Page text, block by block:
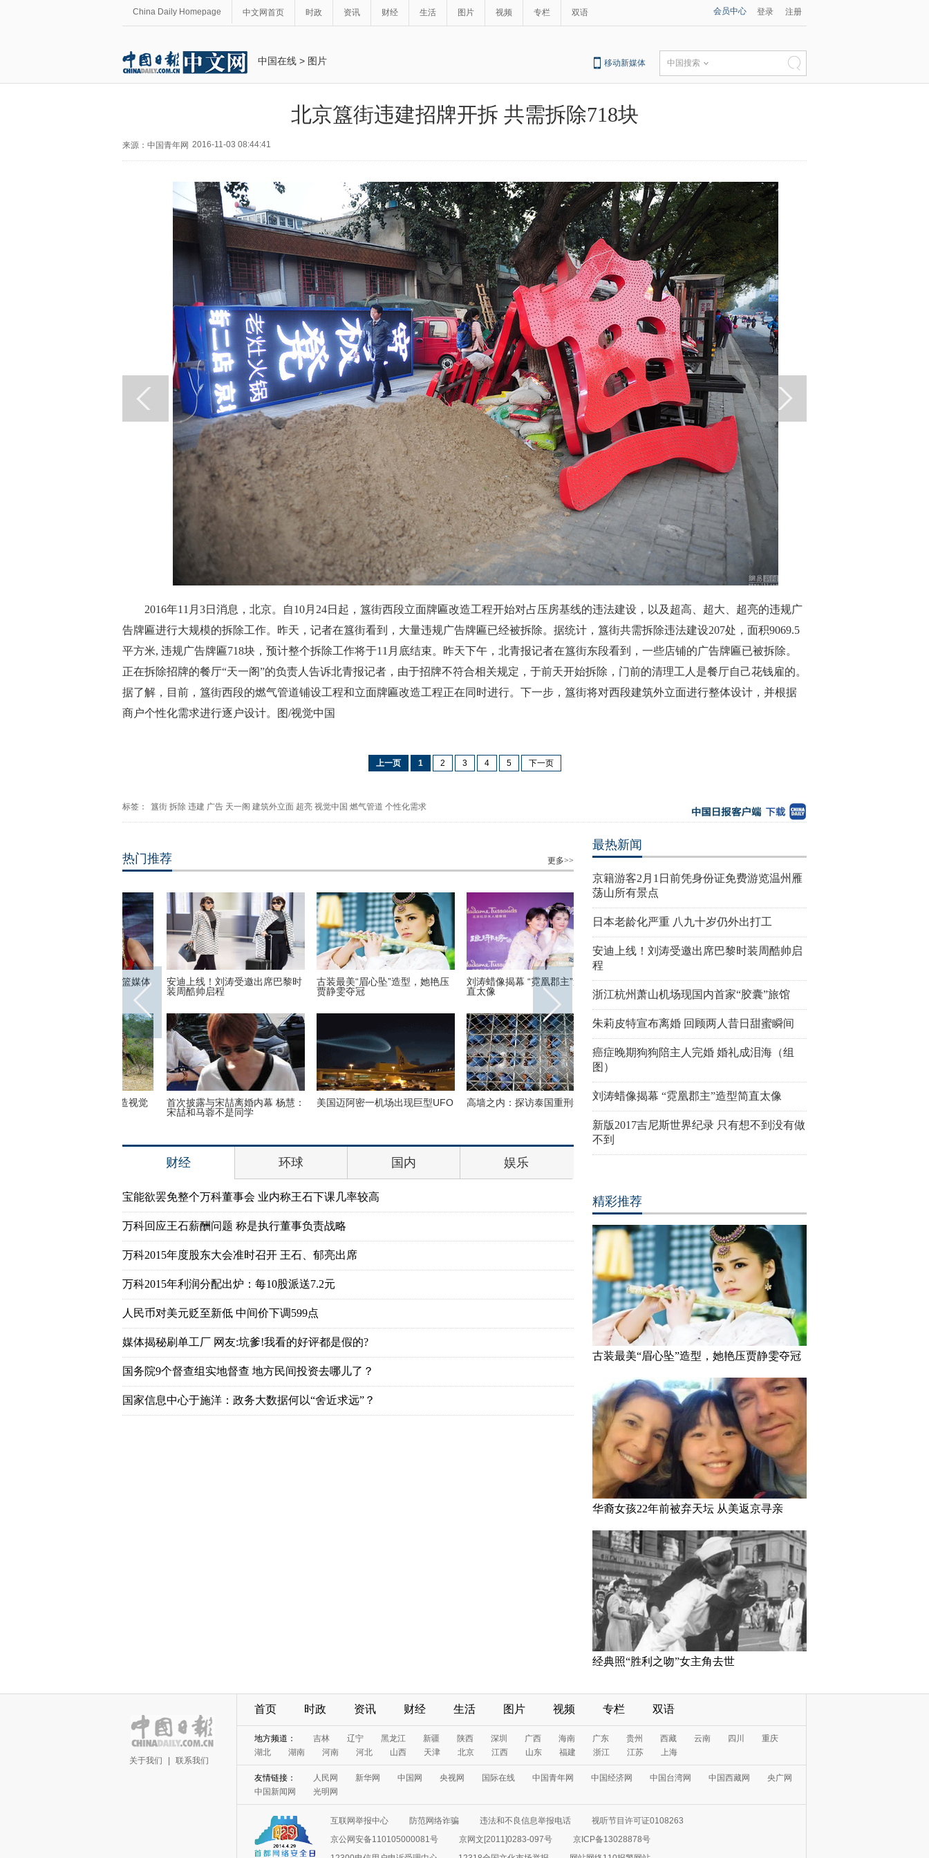
China Daily Homepage 中文网首页 时政 资讯 财经 生活 图片 视频 专栏 双语 会员中心 登录 注册
中国在线 > 图片 移动新媒体 中国搜索
北京簋街违建招牌开拆 共需拆除718块
来源：中国青年网 2016-11-03 08:44:41
2016年11月3日消息，北京。自10月24日起，簋街西段立面牌匾改造工程开始对占压房基线的违法建设，以及超高、超大、超亮的违规广
告牌匾进行大规模的拆除工作。昨天，记者在簋街看到，大量违规广告牌匾已经被拆除。据统计，簋街共需拆除违法建设207处，面积9069.5
平方米, 违规广告牌匾718块，预计整个拆除工作将于11月底结束。昨天下午，北青报记者在簋街东段看到，一些店铺的广告牌匾已被拆除。
正在拆除招牌的餐厅“天一阁”的负责人告诉北青报记者，由于招牌不符合相关规定，于前天开始拆除，门前的清理工人是餐厅自己花钱雇的。
据了解，目前，簋街西段的燃气管道铺设工程和立面牌匾改造工程正在同时进行。下一步，簋街将对西段建筑外立面进行整体设计，并根据
商户个性化需求进行逐户设计。图/视觉中国
上一页 1 2 3 4 5 下一页
标签： 簋街 拆除 违建 广告 天一阁 建筑外立面 超亮 视觉中国 燃气管道 个性化需求
热门推荐 更多>>
安迪上线！刘涛受邀出席巴黎时
装周酷帅启程
古装最美“眉心坠”造型，她艳压
贾静雯夺冠
刘涛蜡像揭幕 “霓凰郡主”造型简
首次披露与宋喆离婚内幕 杨慧：
宋喆和马蓉不是同学
美国迈阿密一机场出现巨型UFO 高墙之内：探访泰国重刑犯监狱
丹麦小猫拥有奇异大眼 睡觉时仍
半睁
“双头姐妹”共享一个身体 已大学
毕业
巴西：2016里约动漫节精彩上演
花式Cosplay美女趣味十足
里约奥运会前瞻：美国男子体操
队运动员媒体写真
财经 环球 国内 娱乐
宝能欲罢免整个万科董事会 业内称王石下课几率较高
万科回应王石薪酬问题 称是执行董事负责战略
万科2015年度股东大会准时召开 王石、郁亮出席
万科2015年利润分配出炉：每10股派送7.2元
人民币对美元贬至新低 中间价下调599点
媒体揭秘刷单工厂 网友:坑爹!我看的好评都是假的?
国务院9个督查组实地督查 地方民间投资去哪儿了？
国家信息中心于施洋：政务大数据何以“舍近求远”？
最热新闻
京籍游客2月1日前凭身份证免费游览温州雁
荡山所有景点
日本老龄化严重 八九十岁仍外出打工
安迪上线！刘涛受邀出席巴黎时装周酷帅启
程
浙江杭州萧山机场现国内首家“胶囊”旅馆
朱莉皮特宣布离婚 回顾两人昔日甜蜜瞬间
癌症晚期狗狗陪主人完婚 婚礼成泪海（组
图）
刘涛蜡像揭幕 “霓凰郡主”造型简直太像
新版2017吉尼斯世界纪录 只有想不到没有做
不到
精彩推荐
古装最美“眉心坠”造型，她艳压贾静雯夺冠
华裔女孩22年前被弃天坛 从美返京寻亲
经典照“胜利之吻”女主角去世
关于我们 联系我们
首页 时政 资讯 财经 生活 图片 视频 专栏 双语
地方频道： 吉林 辽宁 黑龙江 新疆 陕西 深圳 广西 海南 广东 贵州 西藏 云南 四川
重庆
湖北
湖南 河南 河北 山西 天津 北京 江西 山东 福建 浙江 江苏 上海
友情链接： 人民网 新华网 中国网 央视网 国际在线 中国青年网 中国经济网 中国台湾网 中国西藏网
央广网
中国新闻网
光明网
互联网举报中心 防范网络诈骗 违法和不良信息举报电话
视听节目许可证0108263
京公网安备110105000081号
京网文[2011]0283-097号
京ICP备13028878号